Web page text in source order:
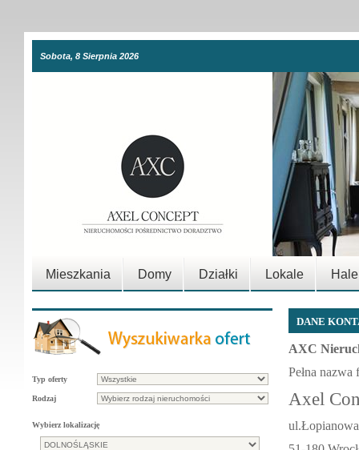
Sobota, 8 Sierpnia 2026
Mieszkania Domy Działki Lokale Hale
Typ oferty
Rodzaj
Wybierz lokalizację
DANE
AXC
Pełna
Axel